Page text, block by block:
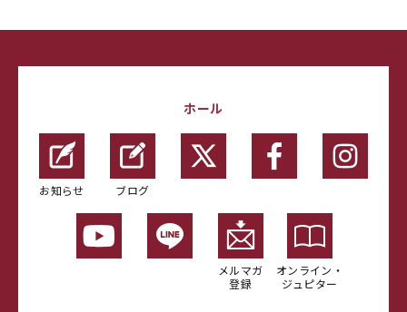
ホール
お知らせ ブログ
メルマガ
登録
オンライン・
ジュピター